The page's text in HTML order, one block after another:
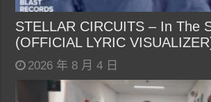
STELLAR CIRCUITS – In The
(OFFICIAL LYRIC
2026 年 8 月 4 日